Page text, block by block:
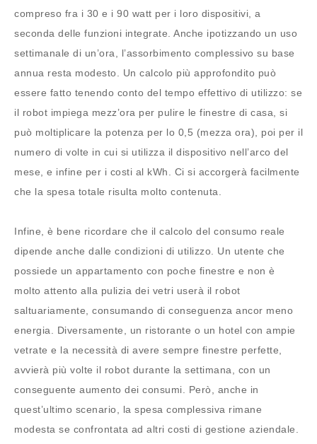
compreso fra i 30 e i 90 watt per i loro dispositivi, a
seconda delle funzioni integrate. Anche ipotizzando un uso
settimanale di un’ora, l’assorbimento complessivo su base
annua resta modesto. Un calcolo più approfondito può
essere fatto tenendo conto del tempo effettivo di utilizzo: se
il robot impiega mezz’ora per pulire le finestre di casa, si
può moltiplicare la potenza per lo 0,5 (mezza ora), poi per il
numero di volte in cui si utilizza il dispositivo nell’arco del
mese, e infine per i costi al kWh. Ci si accorgerà facilmente
che la spesa totale risulta molto contenuta.
Infine, è bene ricordare che il calcolo del consumo reale
dipende anche dalle condizioni di utilizzo. Un utente che
possiede un appartamento con poche finestre e non è
molto attento alla pulizia dei vetri userà il robot
saltuariamente, consumando di conseguenza ancor meno
energia. Diversamente, un ristorante o un hotel con ampie
vetrate e la necessità di avere sempre finestre perfette,
avvierà più volte il robot durante la settimana, con un
conseguente aumento dei consumi. Però, anche in
quest’ultimo scenario, la spesa complessiva rimane
modesta se confrontata ad altri costi di gestione aziendale.